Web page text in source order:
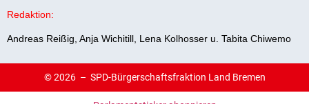
Redaktion:
Andreas Reißig, Anja Wichitill, Lena Kolhosser u. Tabita Chiwemo
© 2026 – SPD-Bürgerschaftsfraktion Land Bremen